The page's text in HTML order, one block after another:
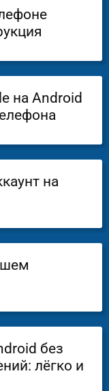
на Android
на
без
лёгко и